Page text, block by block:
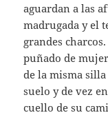
aguardan a las
madrugada y el
grandes
puñado de
de la misma
suelo y de vez
cuello de su